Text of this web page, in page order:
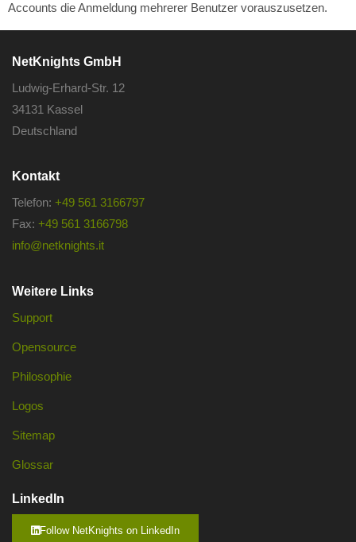
Accounts die Anmeldung mehrerer Benutzer vorauszusetzen.
NetKnights GmbH
Ludwig-Erhard-Str. 12
34131 Kassel
Deutschland
Kontakt
Telefon: +49 561 3166797
Fax: +49 561 3166798
info@netknights.it
Weitere Links
Support
Opensource
Philosophie
Logos
Sitemap
Glossar
LinkedIn
Follow NetKnights on LinkedIn